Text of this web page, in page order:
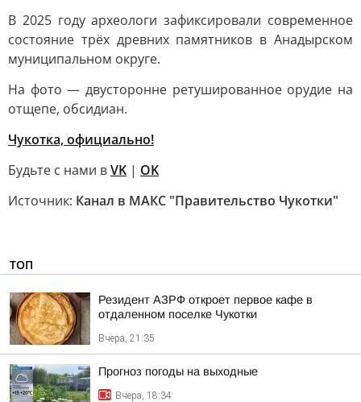
В 2025 году археологи зафиксировали современное
состояние трёх древних памятников в Анадырском
муниципальном округе.
На фото — двусторонне ретушированное орудие на
отщепе, обсидиан.
Чукотка, официально!
Будьте с нами вVK | OK
Источник: Канал в МАКС "Правительство Чукотки"
ТОП
Резидент АЗРФ откроет первое кафе в
отдаленном поселке Чукотки
Вчера, 21:35
Прогноз погоды на выходные
Вчера, 18:34